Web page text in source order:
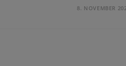
8. NOVEMBER